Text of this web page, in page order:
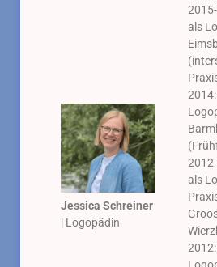
Jessica Schreiner
| Logopädin
als
als